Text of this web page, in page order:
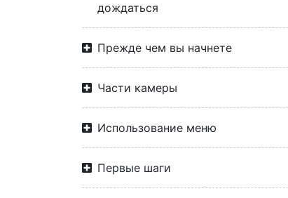
дождаться
Прежде чем вы начнете
Части камеры
Использование меню
Первые шаги